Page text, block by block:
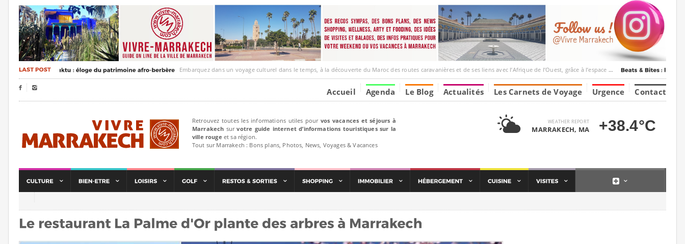
Embarquez dans un voyage culturel dans le temps, à la découverte du Maroc des routes caravanières et de ses liens avec l’Afrique de l’Ouest, grâce à l’espace Marrakesh-Tumbuktu.
  Accueil Agenda Le Blog Actualités Les Carnets de Voyage Urgence Contact
Retrouvez toutes les informations utiles pour vos vacances et séjours à
Marrakech survotre guide internet d’informations touristiques sur la
ville rouge et sa région.
Tout sur Marrakech : Bons plans, Photos, News, Voyages & Vacances
WEATHER REPORT
MARRAKECH, MA +38.4°C